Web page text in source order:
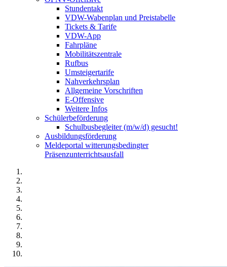
Stundentakt
VDW-Wabenplan und Preistabelle
Tickets & Tarife
VDW-App
Fahrpläne
Mobilitätszentrale
Rufbus
Umsteigertarife
Nahverkehrsplan
Allgemeine Vorschriften
E-Offensive
Weitere Infos
Schülerbeförderung
Schulbusbegleiter (m/w/d) gesucht!
Ausbildungsförderung
Meldeportal witterungsbedingter
Präsenzunterrichtsausfall